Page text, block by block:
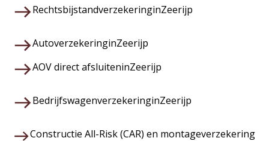
RechtsbijstandverzekeringinZeerijp
AutoverzekeringinZeerijp
AOV direct afsluiteninZeerijp
BedrijfswagenverzekeringinZeerijp
Constructie All-Risk (CAR) en montageverzekering